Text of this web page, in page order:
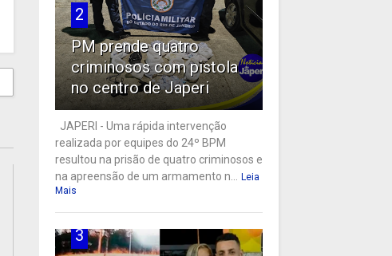
2
PM prende quatro
criminosos com pistola
no centro de Japeri
JAPERI - Uma rápida intervenção
realizada por equipes do 24º BPM
resultou na prisão de quatro criminosos e
na apreensão de um armamento n...
Leia
Mais
3